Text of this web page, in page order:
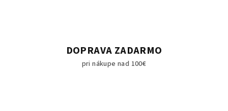
DOPRAVA ZADARMO
pri nákupe nad 100€